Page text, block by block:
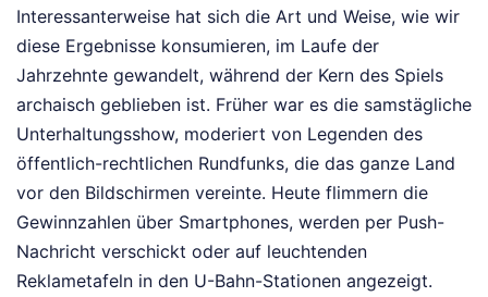
Interessanterweise hat sich die Art und Weise, wie wir
diese Ergebnisse konsumieren, im Laufe der
Jahrzehnte gewandelt, während der Kern des Spiels
archaisch geblieben ist. Früher war es die samstägliche
Unterhaltungsshow, moderiert von Legenden des
öffentlich-rechtlichen Rundfunks, die das ganze Land
vor den Bildschirmen vereinte. Heute flimmern die
Gewinnzahlen über Smartphones, werden per Push-
Nachricht verschickt oder auf leuchtenden
Reklametafeln in den U-Bahn-Stationen angezeigt.